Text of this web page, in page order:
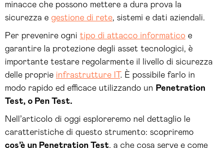
minacce che possono mettere a dura prova la
sicurezza e gestione di rete, sistemi e dati aziendali.
Per prevenire ogni tipo di attacco informatico e
garantire la protezione degli asset tecnologici, è
importante testare regolarmente il livello di sicurezza
delle proprie infrastrutture IT. È possibile farlo in
modo rapido ed efficace utilizzando un Penetration
Test, o Pen Test.
Nell’articolo di oggi esploreremo nel dettaglio le
caratteristiche di questo strumento: scopriremo
cos’è un Penetration Test, a che cosa serve e come